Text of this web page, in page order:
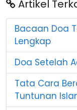
Artikel
Bacaan Doa
Lengkap
Doa Setelah
Tata Cara
Tuntunan